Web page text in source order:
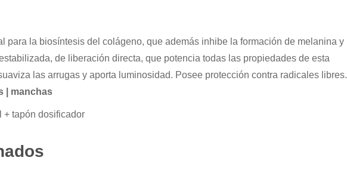
para la biosíntesis del colágeno, que además inhibe la formación de melanina y
de liberación directa, que potencia todas las propiedades de esta
las arrugas y aporta luminosidad. Posee protección contra radicales libres.
| manchas
+ tapón dosificador